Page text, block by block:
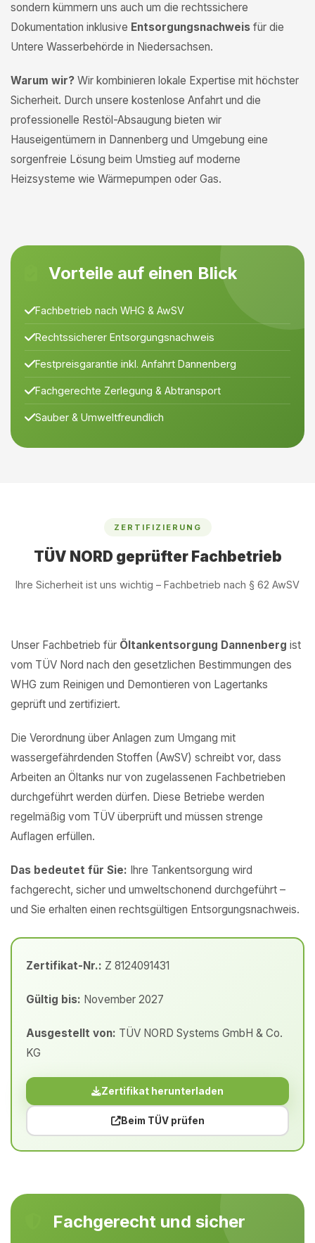
sondern kümmern uns auch um die rechtssichere
Dokumentation inklusive Entsorgungsnachweis für die
Untere Wasserbehörde in Niedersachsen.
Warum wir? Wir kombinieren lokale Expertise mit höchster
Sicherheit. Durch unsere kostenlose Anfahrt und die
professionelle Restöl-Absaugung bieten wir
Hauseigentümern in Dannenberg und Umgebung eine
sorgenfreie Lösung beim Umstieg auf moderne
Heizsysteme wie Wärmepumpen oder Gas.
Vorteile auf einen Blick
Fachbetrieb nach WHG & AwSV
Rechtssicherer Entsorgungsnachweis
Festpreisgarantie inkl. Anfahrt Dannenberg
Fachgerechte Zerlegung & Abtransport
Sauber & Umweltfreundlich
ZERTIFIZIERUNG
TÜV NORD geprüfter Fachbetrieb
Ihre Sicherheit ist uns wichtig – Fachbetrieb nach § 62 AwSV
Unser Fachbetrieb für Öltankentsorgung Dannenberg ist
vom TÜV Nord nach den gesetzlichen Bestimmungen des
WHG zum Reinigen und Demontieren von Lagertanks
geprüft und zertifiziert.
Die Verordnung über Anlagen zum Umgang mit
wassergefährdenden Stoffen (AwSV) schreibt vor, dass
Arbeiten an Öltanks nur von zugelassenen Fachbetrieben
durchgeführt werden dürfen. Diese Betriebe werden
regelmäßig vom TÜV überprüft und müssen strenge
Auflagen erfüllen.
Das bedeutet für Sie: Ihre Tankentsorgung wird
fachgerecht, sicher und umweltschonend durchgeführt –
und Sie erhalten einen rechtsgültigen Entsorgungsnachweis.
Zertifikat-Nr.: Z 8124091431
Gültig bis: November 2027
Ausgestellt von: TÜV NORD Systems GmbH & Co.
KG
Zertifikat herunterladen
Beim TÜV prüfen
Fachgerecht und sicher